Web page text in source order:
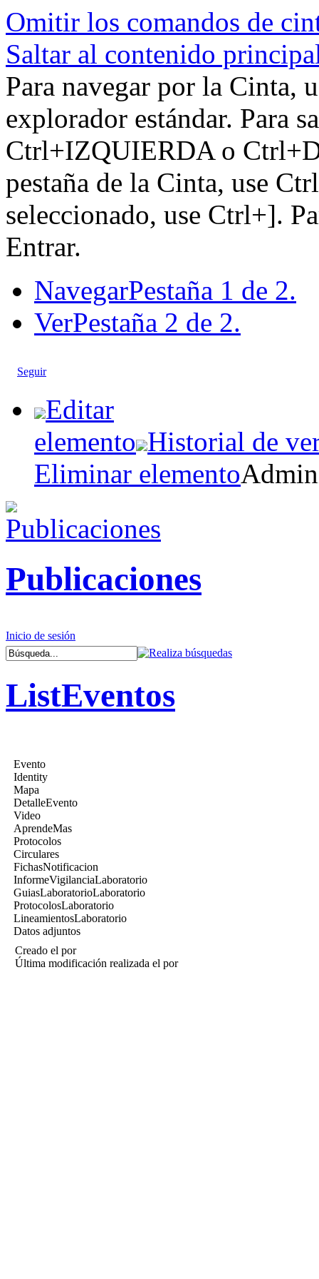
Omitir los comandos de
Saltar al contenido
Para navegar por la Cinta,
explorador estándar. Para
Ctrl+IZQUIERDA o
pestaña de la Cinta, use
seleccionado, use Ctrl+].
Entrar.
NavegarPestaña 1 de 2.
VerPestaña 2 de 2.
Seguir
Editar
elemento Historial de
Eliminar elemento
Publicaciones
Inicio de sesión
ListEventos
Evento
Identity
Mapa
DetalleEvento
Video
AprendeMas
Protocolos
Circulares
FichasNotificacion
InformeVigilanciaLaboratorio
GuiasLaboratorioLaboratorio
ProtocolosLaboratorio
LineamientosLaboratorio
Datos adjuntos
Creado el por
Última modificación realizada el por